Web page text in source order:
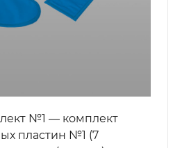
№1 — комплект
пластин №1 (7